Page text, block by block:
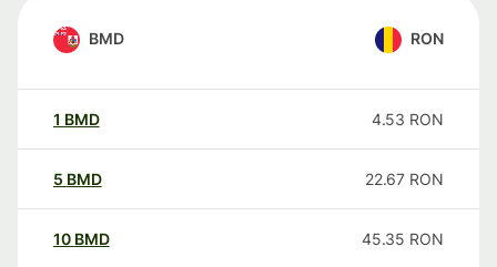
BMD RON
1 BMD 4.53 RON
5 BMD 22.67 RON
10 BMD 45.35 RON